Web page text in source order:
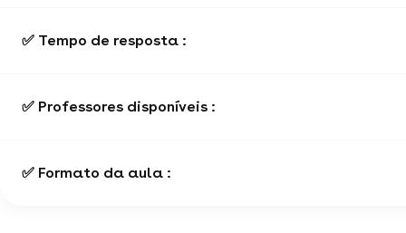
✅ Tempo de resposta :
✅ Professores disponíveis :
✅ Formato da aula :